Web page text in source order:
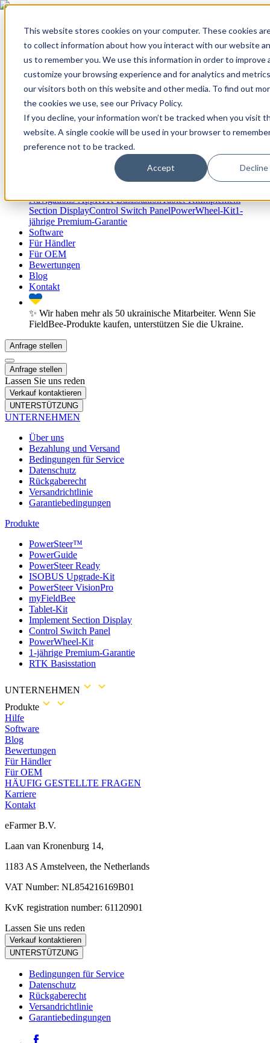
This website stores cookies on your computer. These cookies
to collect information about how you interact with our website
us to remember you. We use this information in order to improve
customize your browsing experience and for analytics and
our visitors both on this website and other media. To find out
the cookies we use, see our Privacy Policy.
If you decline, your information won’t be tracked when you visit
website. A single cookie will be used in your browser to
preference not to be tracked.
Accept Decline
✨ Wir haben mehr als 50 ukrainische Mitarbeiter. Wenn Sie
FieldBee-Produkte kaufen, unterstützen Sie die Ukraine.
Produkte
Produkte
PowerSteer™ PowerSteer Ready
Upgrade-KitPowerSteer VisionPromyFieldBee
Navigations-AppRTK BasisstationTablet-KitImplement
Section DisplayControl Switch PanelPowerWheel-Kit1-
jährige Premium-Garantie
Software
Für Händler
Für OEM
Bewertungen
Blog
Kontakt
✨ Wir haben mehr als 50 ukrainische Mitarbeiter. Wenn Sie
FieldBee-Produkte kaufen, unterstützen Sie die Ukraine.
Anfrage stellen
Anfrage stellen
Lassen Sie uns reden
Verkauf kontaktieren
UNTERSTÜTZUNG
UNTERNEHMEN
Über uns
Bezahlung und Versand
Bedingungen für Service
Datenschutz
Rückgaberecht
Versandrichtlinie
Garantiebedingungen
Produkte
PowerSteer™
PowerGuide
PowerSteer Ready
ISOBUS Upgrade-Kit
PowerSteer VisionPro
myFieldBee
Tablet-Kit
Implement Section Display
Control Switch Panel
PowerWheel-Kit
1-jährige Premium-Garantie
RTK Basisstation
UNTERNEHMEN
Produkte
Hilfe
Software
Blog
Bewertungen
Für Händler
Für OEM
HÄUFIG GESTELLTE FRAGEN
Karriere
Kontakt
eFarmer B.V.
Laan van Kronenburg 14,
1183 AS Amstelveen, the Netherlands
VAT Number: NL854216169B01
KvK registration number: 61120901
Lassen Sie uns reden
Verkauf kontaktieren
UNTERSTÜTZUNG
Bedingungen für Service
Datenschutz
Rückgaberecht
Versandrichtlinie
Garantiebedingungen